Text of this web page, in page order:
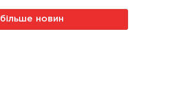
більше новин